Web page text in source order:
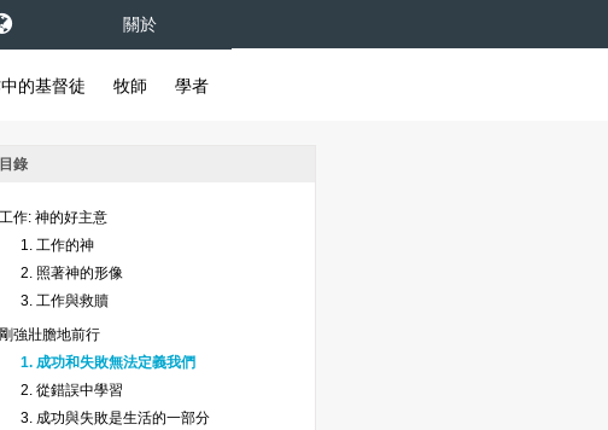
關於
的基督徒 牧師 學者
目錄
工作: 神的好主意
1. 工作的神
2. 照著神的形像
3. 工作與救贖
剛強壯膽地前行
1. 成功和失敗無法定義我們
2. 從錯誤中學習
3. 成功與失敗是生活的一部分